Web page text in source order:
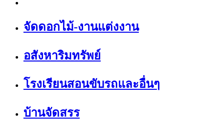
จัดดอกไม้-งานแต่งงาน
อสังหาริมทรัพย์
โรงเรียนสอนขับรถและอื่นๆ
บ้านจัดสรร